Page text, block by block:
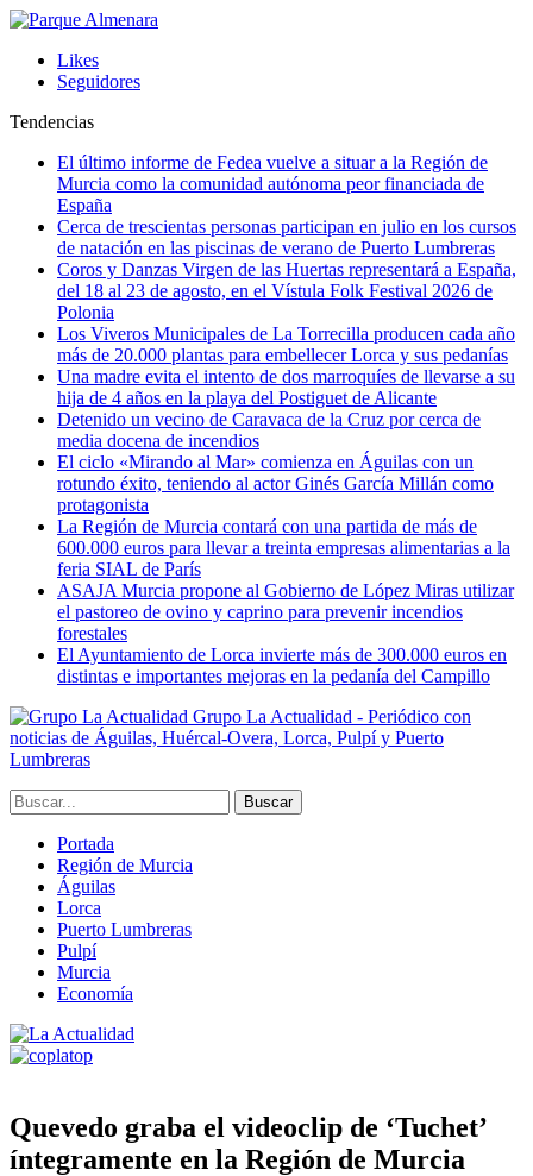
Likes
Seguidores
Tendencias
El último informe de Fedea vuelve a situar a la Región de
Murcia como la comunidad autónoma peor financiada de
España
Cerca de trescientas personas participan en julio en los cursos
de natación en las piscinas de verano de Puerto Lumbreras
Coros y Danzas Virgen de las Huertas representará a España,
del 18 al 23 de agosto, en el Vístula Folk Festival 2026 de
Polonia
Los Viveros Municipales de La Torrecilla producen cada año
más de 20.000 plantas para embellecer Lorca y sus pedanías
Una madre evita el intento de dos marroquíes de llevarse a su
hija de 4 años en la playa del Postiguet de Alicante
Detenido un vecino de Caravaca de la Cruz por cerca de
media docena de incendios
El ciclo «Mirando al Mar» comienza en Águilas con un
rotundo éxito, teniendo al actor Ginés García Millán como
protagonista
La Región de Murcia contará con una partida de más de
600.000 euros para llevar a treinta empresas alimentarias a la
feria SIAL de París
ASAJA Murcia propone al Gobierno de López Miras utilizar
el pastoreo de ovino y caprino para prevenir incendios
forestales
El Ayuntamiento de Lorca invierte más de 300.000 euros en
distintas e importantes mejoras en la pedanía del Campillo
Grupo La Actualidad - Periódico con
noticias de Águilas, Huércal-Overa, Lorca, Pulpí y Puerto
Lumbreras
Portada
Región de Murcia
Águilas
Lorca
Puerto Lumbreras
Pulpí
Murcia
Economía
Quevedo graba el videoclip de ‘Tuchet’
íntegramente en la Región de Murcia